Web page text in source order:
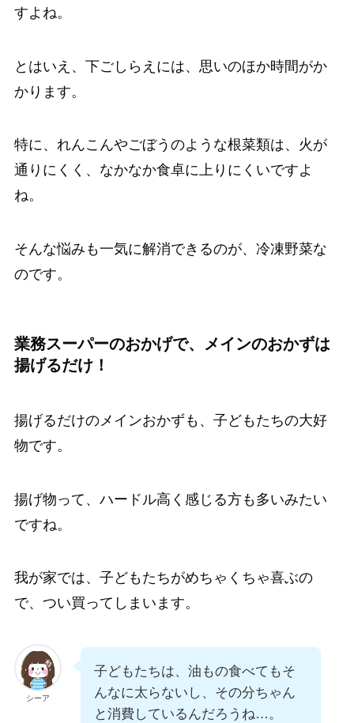
すよね。
とはいえ、下ごしらえには、思いのほか時間がか
かります。
特に、れんこんやごぼうのような根菜類は、火が
通りにくく、なかなか食卓に上りにくいですよ
ね。
そんな悩みも一気に解消できるのが、冷凍野菜な
のです。
業務スーパーのおかげで、メインのおかずは
揚げるだけ！
揚げるだけのメインおかずも、子どもたちの大好
物です。
揚げ物って、ハードル高く感じる方も多いみたい
ですね。
我が家では、子どもたちがめちゃくちゃ喜ぶの
で、つい買ってしまいます。
シーア
子どもたちは、油もの食べてもそ
んなに太らないし、その分ちゃん
と消費しているんだろうね…。